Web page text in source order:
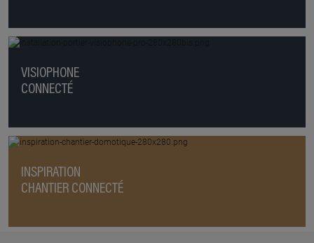
VISIOPHONE
CONNECTÉ
INSPIRATION
CHANTIER CONNECTÉ